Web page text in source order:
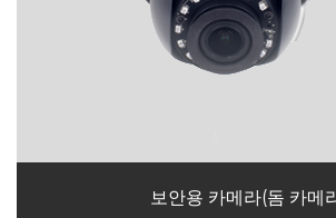
보안용 카메라(돔 카메